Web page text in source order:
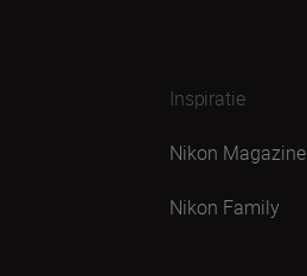
Inspiratie
Nikon Magazine
Nikon Family